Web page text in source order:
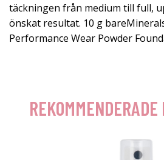
täckningen från medium till full,
önskat resultat. 10 g bareMinerals
Performance Wear Powder